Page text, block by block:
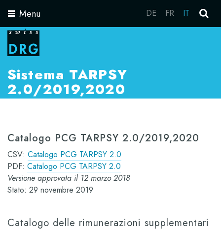
Toggle
navigation
Menu DE FR IT
Sistema TARPSY
2.0/2019,2020
Catalogo PCG TARPSY 2.0/2019,2020
CSV: Catalogo PCG TARPSY 2.0
PDF: Catalogo PCG TARPSY 2.0
Versione approvata il 12 marzo 2018
Stato: 29 novembre 2019
Catalogo delle rimunerazioni supplementari